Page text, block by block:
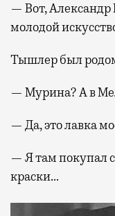
— Вот, Александр
молодой
Тышлер был
— Мурина? А в
— Да, это лавка
— Я там покупал
краски…